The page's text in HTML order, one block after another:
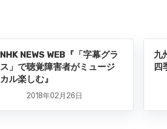
NHK NEWS WEB『「字幕グラ
ス」で聴覚障害者がミュージ
カル楽しむ』
2018年02月26日
九
四